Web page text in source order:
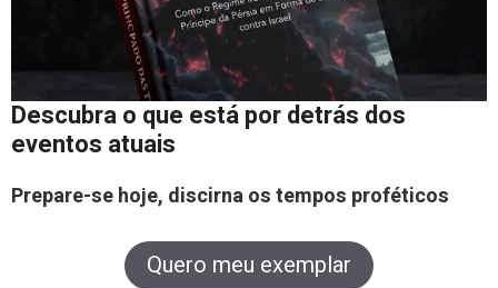
Descubra o que está por detrás dos
eventos atuais
Prepare-se hoje, discirna os tempos proféticos
Quero meu exemplar